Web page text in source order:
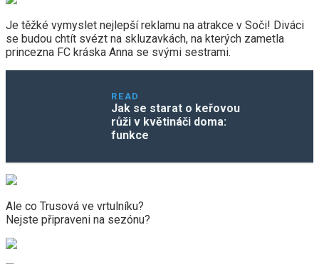
Je těžké vymyslet nejlepší reklamu na atrakce v Soči! Diváci
se budou chtít svézt na skluzavkách, na kterých zametla
princezna FC kráska Anna se svými sestrami.
READ
Jak se starat o keřovou
růži v květináči doma:
funkce
Ale co Trusová ve vrtulníku?
Nejste připraveni na sezónu?